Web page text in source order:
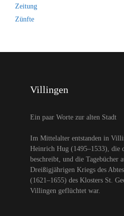
Zeitung
Zünfte
Villingen
Ein paar Worte zur alten Stadt
Im Mittelalter entstanden in
Heinrich Hug (1495–1533), die
beschreibt, und die Tagebücher
Dreißigjährigen Kriegs des
(1621–1655) des Klosters St.
Villingen geflüchtet war.